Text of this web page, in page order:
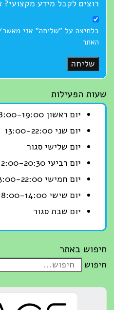
רוצים לקבל מידע מקצועי?
בלחיצה על "שליחה" אני
האתר
שליחה
שעות הפעילות
יום ראשון 8:00-19:00
יום שני 13:00-22:00
יום שלישי סגור
יום רביעי 12:00-20:30
יום חמישי 13:00-22:00
יום שישי 8:00-14:00
יום שבת סגור
חיפוש באתר
חיפוש